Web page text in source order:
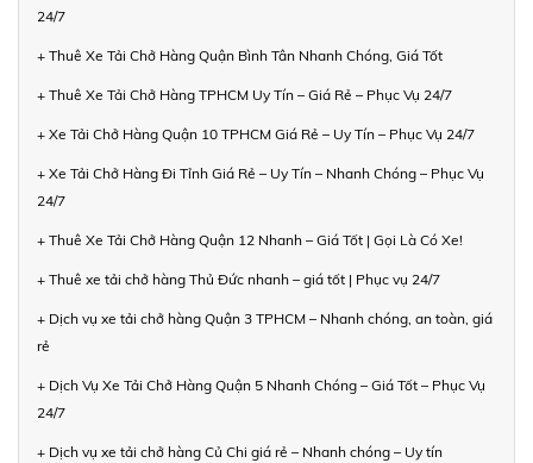
24/7
+ Thuê Xe Tải Chở Hàng Quận Bình Tân Nhanh Chóng, Giá Tốt
+ Thuê Xe Tải Chở Hàng TPHCM Uy Tín – Giá Rẻ – Phục Vụ 24/7
+ Xe Tải Chở Hàng Quận 10 TPHCM Giá Rẻ – Uy Tín – Phục Vụ 24/7
+ Xe Tải Chở Hàng Đi Tỉnh Giá Rẻ – Uy Tín – Nhanh Chóng – Phục Vụ
24/7
+ Thuê Xe Tải Chở Hàng Quận 12 Nhanh – Giá Tốt | Gọi Là Có Xe!
+ Thuê xe tải chở hàng Thủ Đức nhanh – giá tốt | Phục vụ 24/7
+ Dịch vụ xe tải chở hàng Quận 3 TPHCM – Nhanh chóng, an toàn, giá
rẻ
+ Dịch Vụ Xe Tải Chở Hàng Quận 5 Nhanh Chóng – Giá Tốt – Phục Vụ
24/7
+ Dịch vụ xe tải chở hàng Củ Chi giá rẻ – Nhanh chóng – Uy tín